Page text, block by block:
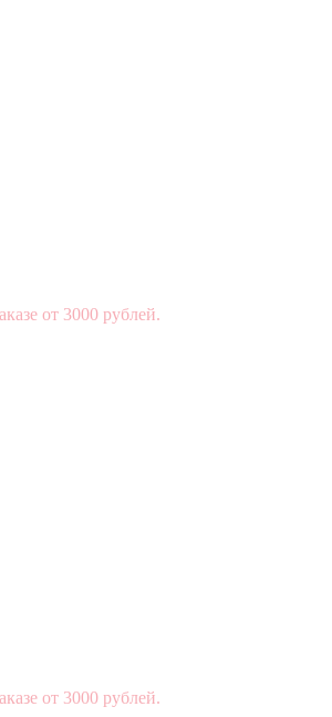
от 3000 рублей.
от 3000 рублей.